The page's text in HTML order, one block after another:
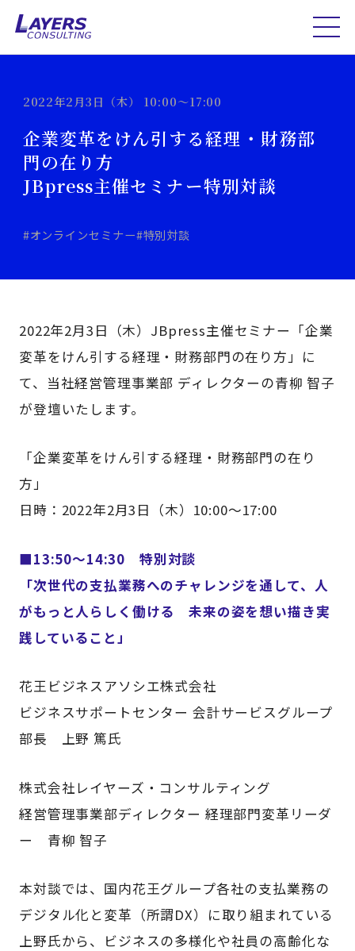
2022年2月3日（木） 10:00～17:00
企業変革をけん引する経理・財務部
門の在り方
JBpress主催セミナー特別対談
#オンラインセミナー#特別対談
2022年2月3日（木）JBpress主催セミナー「企業
変革をけん引する経理・財務部門の在り方」に
て、当社経営管理事業部 ディレクターの青柳 智子
が登壇いたします。
「企業変革をけん引する経理・財務部門の在り
方」
日時：2022年2月3日（木）10:00～17:00
■13:50～14:30 特別対談
「次世代の支払業務へのチャレンジを通して、人
がもっと人らしく働ける 未来の姿を想い描き実
践していること」
花王ビジネスアソシエ株式会社
ビジネスサポートセンター 会計サービスグループ
部長 上野 篤氏
株式会社レイヤーズ・コンサルティング
経営管理事業部ディレクター 経理部門変革リーダ
ー 青柳 智子
本対談では、国内花王グループ各社の支払業務の
デジタル化と変革（所謂DX）に取り組まれている
上野氏から、ビジネスの多様化や社員の高齢化な